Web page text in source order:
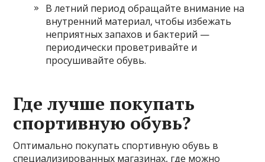
В летний период обращайте внимание на
внутренний материал, чтобы избежать
неприятных запахов и бактерий —
периодически проветривайте и
просушивайте обувь.
Где лучше покупать
спортивную обувь?
Оптимально покупать спортивную обувь в
специализированных магазинах, где можно